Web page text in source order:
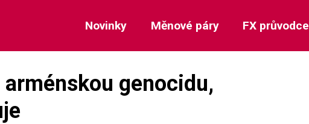
Novinky Měnové páry FX průvodce
genocidu,